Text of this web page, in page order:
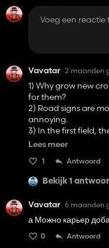
Vavatar 2 maanden
1) Why grow new
for them?
2) Road signs are
annoying.
3) In the first field,
4) Why is there an
Lees meer
1 Antwoord
Bekijk 1
Vavatar 6 maanden
а Можно карьер
0 Antwoord